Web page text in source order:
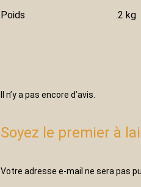
Poids .2 kg
Il n’y a pas encore d’avis.
Soyez le premier à
Votre adresse e-mail ne sera pas